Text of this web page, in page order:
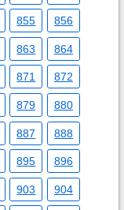
855 856
863 864
871 872
879 880
887 888
895 896
903 904